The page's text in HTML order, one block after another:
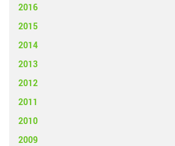
2016
2015
2014
2013
2012
2011
2010
2009